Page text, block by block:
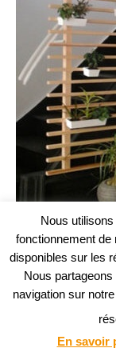
Projet
Nous
fonctionnement de
disponibles sur les
Nous
navigation sur
En savoir